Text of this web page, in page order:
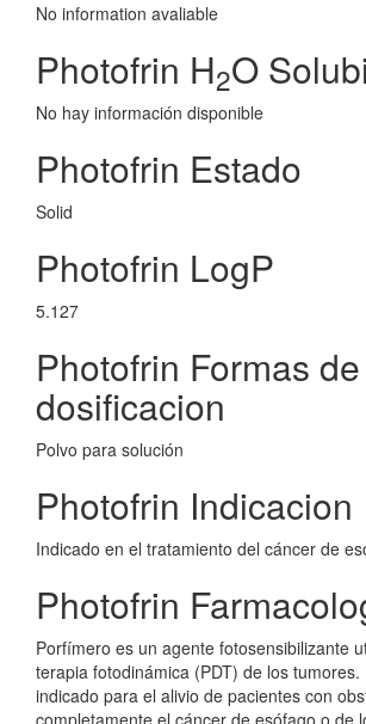
No information avaliable
Photofrin H2O
No hay información disponible
Photofrin Estado
Solid
Photofrin LogP
5.127
Photofrin Formas de
dosificacion
Polvo para solución
Photofrin Indicacion
Indicado en el tratamiento del cáncer de
Photofrin
Porfímero es un agente fotosensibilizante
terapia fotodinámica (PDT) de los
indicado para el alivio de pacientes con
completamente el cáncer de esófago o de